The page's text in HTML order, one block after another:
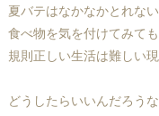
夏バテはなかなかとれない
食べ物を気を付けてみて
規則正しい生活は難しい現
どうしたらいいんだろう